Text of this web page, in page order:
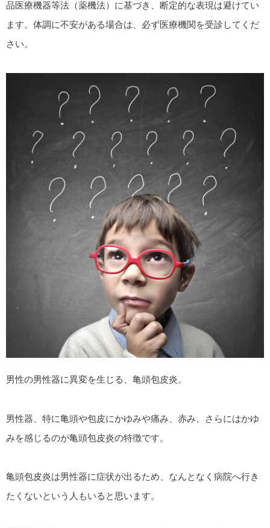
品医療機器等法（薬機法）に基づき、断定的な表現は避けてい
ます。体調に不安がある場合は、必ず医療機関を受診してくだ
さい。
男性の男性器に異変を生じる、亀頭包皮炎。
男性器、特に亀頭や包皮にかゆみや痛み、赤み、さらにはかゆ
みを感じるのが亀頭包皮炎の特徴です。
亀頭包皮炎は男性器に症状が出るため、なんとなく病院へ行き
たくないという人もいると思います。